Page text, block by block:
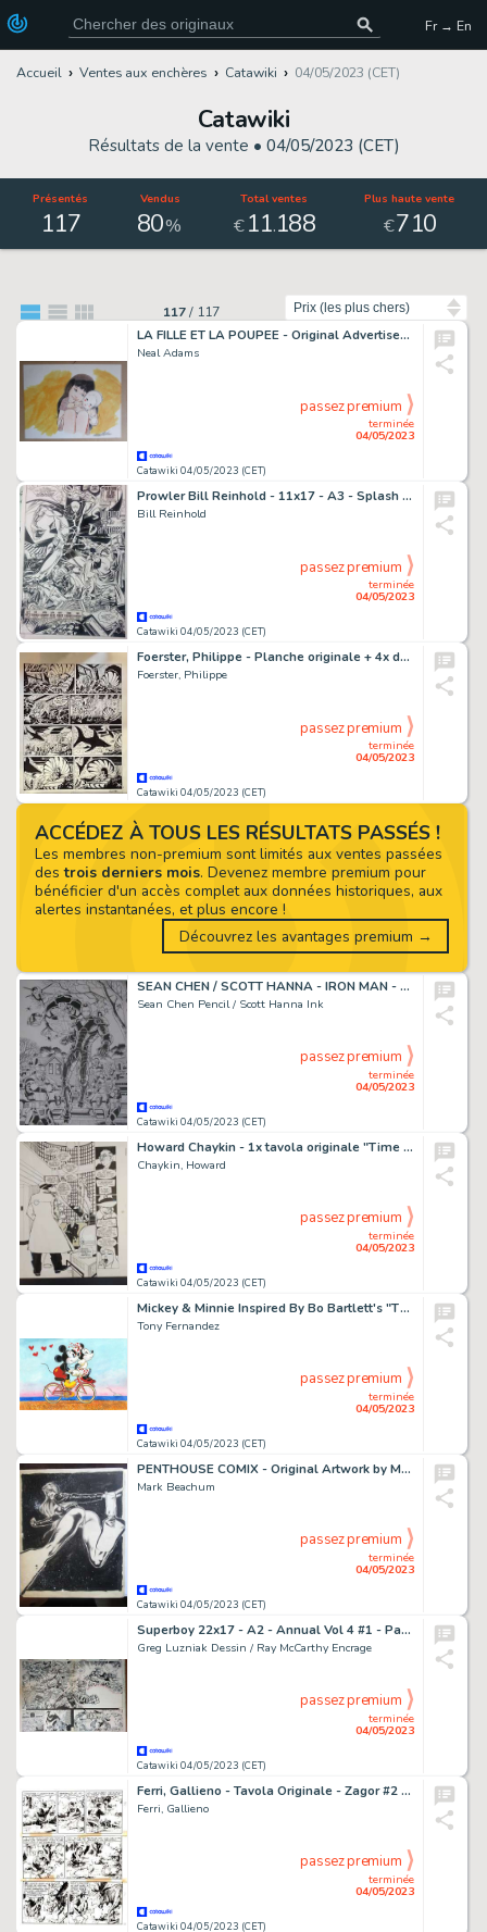
Fr → En
Accueil Ventes aux enchères Catawiki 04/05/2023 (CET)
Catawiki
Résultats de la vente • 04/05/2023 (CET)
Présentés
117
Vendus
80%
Total ventes
€ 11.188
Plus haute vente
€710
117/ 117
LA FILLE ET LA POUPEE - Original Advertisement Artwork by Neal Adams
Neal Adams
Catawiki 04/05/2023 (CET)
terminée
04/05/2023
passez premium
Prowler Bill Reinhold - 11x17 - A3 - Splash Page - Prowler #2 - Page volante - Exemplaire unique - (1994)
Bill Reinhold
Catawiki 04/05/2023 (CET)
terminée
04/05/2023
passez premium
Foerster, Philippe - Planche originale + 4x dessin original préliminaire - Fluide Glacial
Foerster, Philippe
Catawiki 04/05/2023 (CET)
terminée
04/05/2023
passez premium
SEAN CHEN / SCOTT HANNA - IRON MAN - Original Splash page - Nova #2 - Page volante - Exemplaire unique - (2007)
Sean Chen Pencil / Scott Hanna Ink
Catawiki 04/05/2023 (CET)
terminée
04/05/2023
passez premium
Howard Chaykin - 1x tavola originale "Time 2 The Epiphany"
Chaykin, Howard
Catawiki 04/05/2023 (CET)
terminée
04/05/2023
passez premium
Mickey & Minnie Inspired By Bo Bartlett's "The Day Everything Changed Forever" (2016) - Original Painting - Tony Fernandez Signed - 50 x 35 cm - Acrylic Art - Original Artwork
Tony Fernandez
Catawiki 04/05/2023 (CET)
terminée
04/05/2023
passez premium
PENTHOUSE COMIX - Original Artwork by MARK BEACHUM
Mark Beachum
Catawiki 04/05/2023 (CET)
terminée
04/05/2023
passez premium
Superboy 22x17 - A2 - Annual Vol 4 #1 - Page volante - Exemplaire unique - (1994)
Greg Luzniak Dessin / Ray McCarthy Encrage
Catawiki 04/05/2023 (CET)
terminée
04/05/2023
passez premium
Ferri, Gallieno - Tavola Originale - Zagor #2 "Terrore" - (1965)
Ferri, Gallieno
Catawiki 04/05/2023 (CET)
terminée
04/05/2023
passez premium
ACCÉDEZ À TOUS LES RÉSULTATS PASSÉS !
Les membres non-premium sont limités aux ventes passées
destrois derniers mois. Devenez membre premium pour
bénéficier d'un accès complet aux données historiques, aux
alertes instantanées, et plus encore !
Découvrez les avantages premium →